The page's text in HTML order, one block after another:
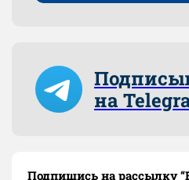
на
Подпишись на рассылку